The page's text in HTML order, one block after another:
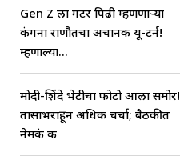
Gen Z ला गटर पिढी म्हणणाऱ्या
कंगना राणौतचा अचानक यू-टर्न!
म्हणाल्या...
मोदी-शिंदे भेटीचा फोटो आला समोर!
तासाभराहून अधिक चर्चा; बैठकीत
नेमकं क